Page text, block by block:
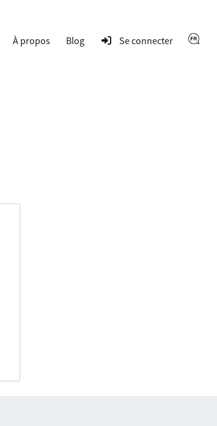
À propos Blog Se connecter